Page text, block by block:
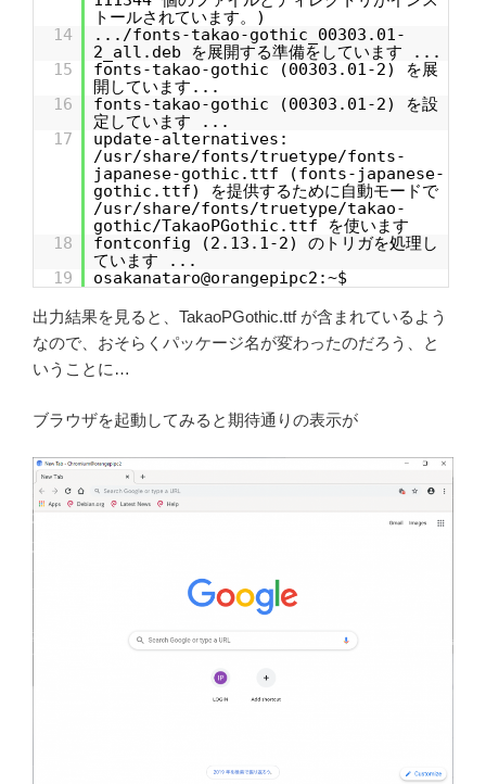
トールされています。)
14
.../fonts-takao-gothic_00303.01-
2_all.deb を展開する準備をしています ...
15
fonts-takao-gothic (00303.01-2) を展
開しています...
16
fonts-takao-gothic (00303.01-2) を設
定しています ...
17
update-alternatives:
/usr/share/fonts/truetype/fonts-
japanese-gothic.ttf (fonts-japanese-
gothic.ttf) を提供するために自動モードで
/usr/share/fonts/truetype/takao-
gothic/TakaoPGothic.ttf を使います
18
fontconfig (2.13.1-2) のトリガを処理し
ています ...
19
osakanataro@orangepipc2:~$
出力結果を見ると、TakaoPGothic.ttf が含まれているよう
なので、おそらくパッケージ名が変わったのだろう、と
いうことに…
ブラウザを起動してみると期待通りの表示が